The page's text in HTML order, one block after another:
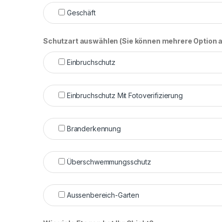
Geschäft
Schutzart auswählen (Sie können mehrere Option
Einbruchschutz
Einbruchschutz Mit Fotoverifizierung
Branderkennung
Überschwemmungsschutz
Aussenbereich-Garten